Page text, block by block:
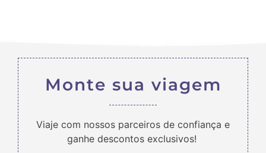
Monte sua viagem
Viaje com nossos parceiros de confiança e
ganhe descontos exclusivos!